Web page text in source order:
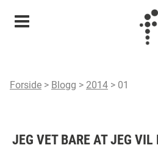
Meny
Forside > Blogg > 2014 > 01
JEG VET BARE AT JEG VIL